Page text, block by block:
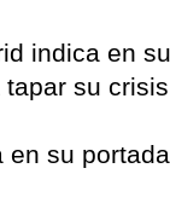
indica en
su
su